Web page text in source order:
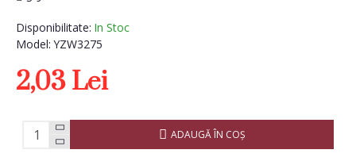
Disponibilitate: In Stoc
Model: YZW3275
2,03 Lei
ADAUGĂ ÎN COŞ